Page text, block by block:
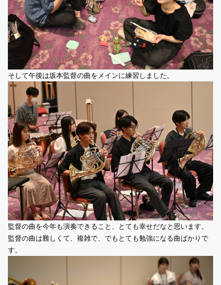
そして午後は坂本監督の曲をメインに練習しました。
監督の曲を今年も演奏できること、とても幸せだなと思います。
監督の曲は難しくて、複雑で、でもとても勉強になる曲ばかりで
す。